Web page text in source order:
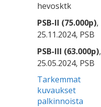
hevosktk
PSB-II (75.000p),
25.11.2024, PSB
PSB-III (63.000p),
25.05.2024, PSB
Tarkemmat
kuvaukset
palkinnoista